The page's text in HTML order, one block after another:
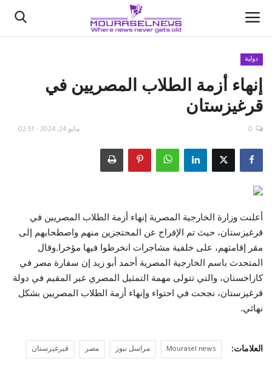
الأخبار
كتّابنا
اقتصاد
رياضة
فيديو
حياة
دولية
إنهاء أزمة الطلاب المصريين في
قرغيزستان
مايو 24, 2024 - 02:51 0
أعلنت وزارة الخارجية المصرية إنهاء أزمة الطلاب المصريين في
قرغيزستان، حيث تم الإفراج عن المحتجزين منهم واصطحابهم إلى
مقر إقامتهم، على خلفية مشاجرات انخرطوا فيها مؤخرا.وقال
المتحدث باسم الخارجية المصرية أحمد أبو زيد إن سفارة مصر في
كازاخستان، والتي تتولى مهمة التمثيل المصري غير المقيم في دولة
قرغيزستان، نجحت في احتواء وإنهاء أزمة الطلاب المصريين بشكل
نهائي.
العلامات: Mourasel news مراسل نيوز مصر قيرغيزستان